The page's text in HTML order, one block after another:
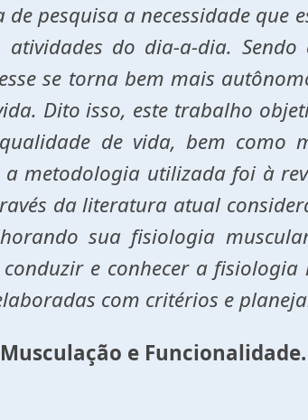
pesquisa a necessidade
do dia-a-dia.
se torna bem mais
Dito isso, este trabalho
de vida, bem como
metodologia utilizada foi à
da literatura atual
sua fisiologia
e conhecer a
com critérios e
e Funcionalidade.